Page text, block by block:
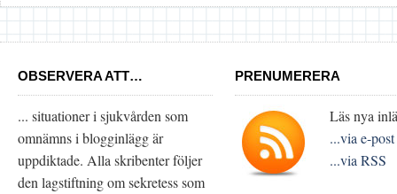
OBSERVERA ATT…
... situationer i sjukvården som
omnämns i blogginlägg är
uppdiktade. Alla skribenter följer
den lagstiftning om sekretess som
PRENUMERERA
Läs nya
...via e-post
...via RSS